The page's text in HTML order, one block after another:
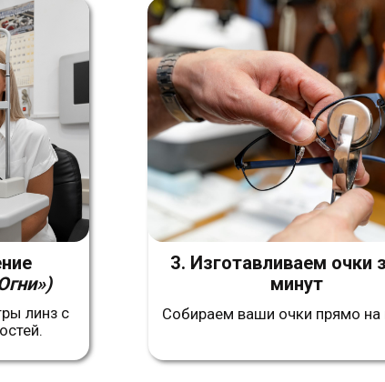
готовые очки
3. Изготавливаем очки за 15
минут
Собираем ваши очки прямо на месте.